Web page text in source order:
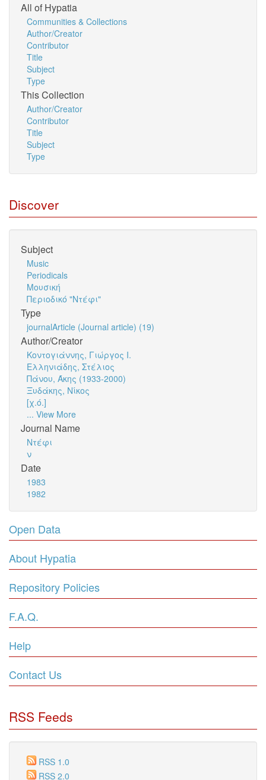
All of Hypatia
Communities & Collections
Author/Creator
Contributor
Title
Subject
Type
This Collection
Author/Creator
Contributor
Title
Subject
Type
Discover
Subject
Music
Periodicals
Μουσική
Περιοδικό "Ντέφι"
Type
journalArticle (Journal article) (19)
Author/Creator
Κοντογιάννης, Γιώργος Ι.
Ελληνιάδης, Στέλιος
Πάνου, Άκης (1933-2000)
Ξυδάκης, Νίκος
[χ.ό.]
... View More
Journal Name
Ντέφι
ν
Date
1983
1982
Open Data
About Hypatia
Repository Policies
F.A.Q.
Help
Contact Us
RSS Feeds
RSS 1.0
RSS 2.0